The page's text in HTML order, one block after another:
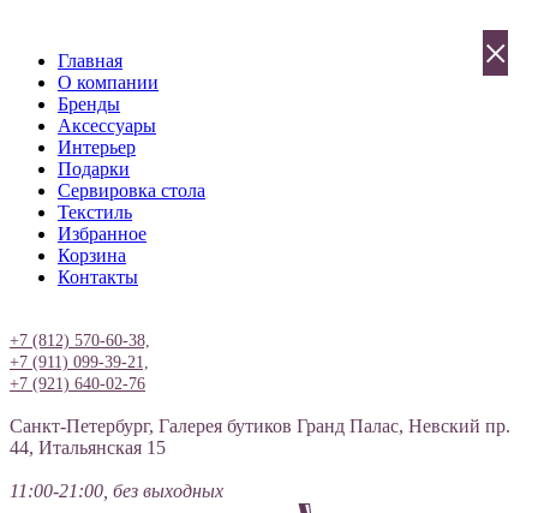
Главная
О компании
Бренды
Аксессуары
Интерьер
Подарки
Сервировка стола
Текстиль
Избранное
Корзина
Контакты
+7 (812) 570-60-38,
+7 (911) 099-39-21,
+7 (921) 640-02-76
Санкт-Петербург, Галерея бутиков Гранд Палас, Невский пр.
44, Итальянская 15
11:00-21:00, без выходных
×